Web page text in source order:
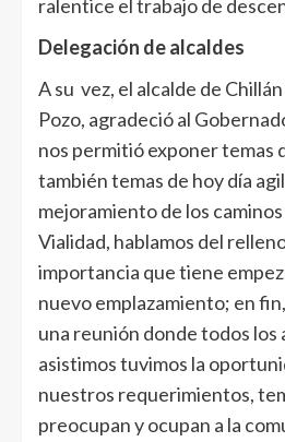
ralentice el trabajo de
Delegación de alcaldes
A su vez, el alcalde de
Pozo, agradeció al
nos permitió exponer temas
también temas de hoy día
mejoramiento de los
Vialidad, hablamos del
importancia que tiene
nuevo emplazamiento; en
una reunión donde todos los
asistimos tuvimos la
nuestros requerimientos,
preocupan y ocupan a la